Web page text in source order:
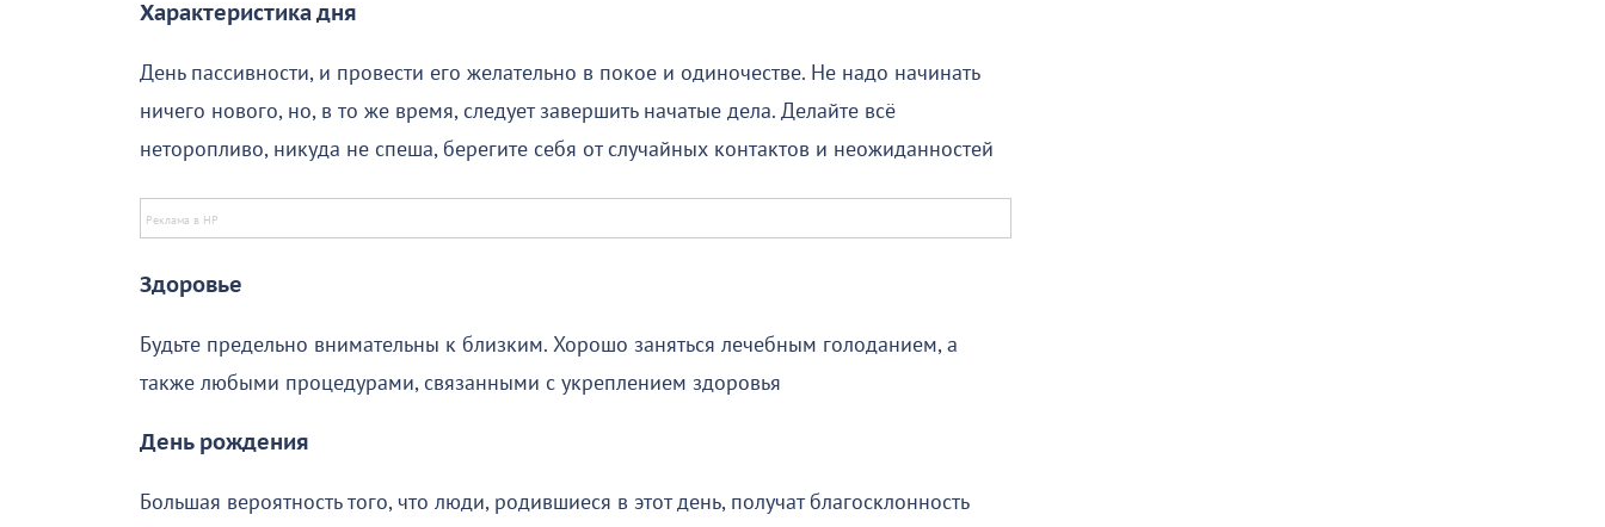
Характеристика дня
День пассивности, и провести его желательно в покое и одиночестве. Не надо начинать
ничего нового, но, в то же время, следует завершить начатые дела. Делайте всё
неторопливо, никуда не спеша, берегите себя от случайных контактов и неожиданностей
Здоровье
Будьте предельно внимательны к близким. Хорошо заняться лечебным голоданием, а
также любыми процедурами, связанными с укреплением здоровья
День рождения
Большая вероятность того, что люди, родившиеся в этот день, получат благосклонность